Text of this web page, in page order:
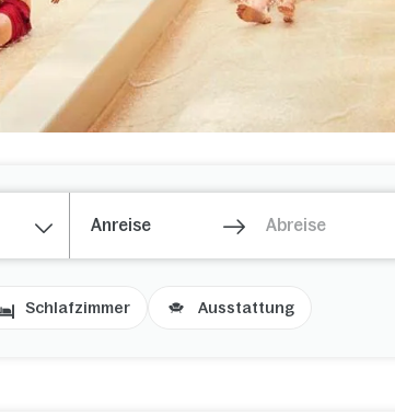
Schlafzimmer Ausstattung